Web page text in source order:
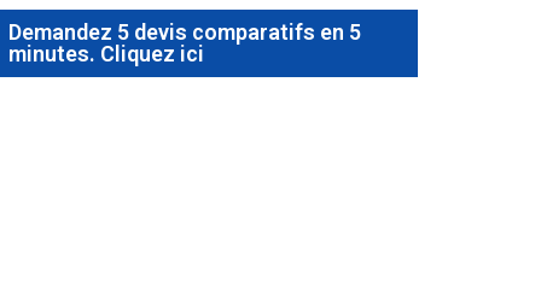
Demandez 5 devis comparatifs en 5
minutes. Cliquez ici